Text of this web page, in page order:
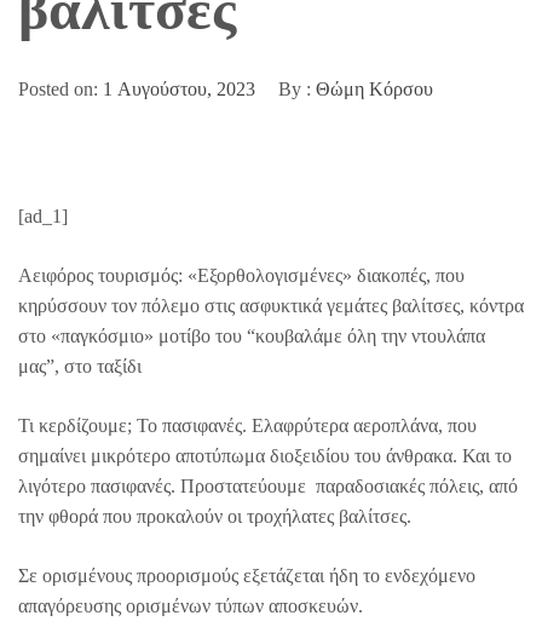
Posted on: 1 Αυγούστου, 2023 By : Θώμη Κόρσου
[ad_1]
Αειφόρος τουρισμός: «Εξορθολογισμένες» διακοπές, που
κηρύσσουν τον πόλεμο στις ασφυκτικά γεμάτες βαλίτσες, κόντρα
στο «παγκόσμιο» μοτίβο του “κουβαλάμε όλη την ντουλάπα
μας”, στο ταξίδι
Τι κερδίζουμε; Το πασιφανές. Ελαφρύτερα αεροπλάνα, που
σημαίνει μικρότερο αποτύπωμα διοξειδίου του άνθρακα. Και το
λιγότερο πασιφανές. Προστατεύουμε παραδοσιακές πόλεις, από
την φθορά που προκαλούν οι τροχήλατες βαλίτσες.
Σε ορισμένους προορισμούς εξετάζεται ήδη το ενδεχόμενο
απαγόρευσης ορισμένων τύπων αποσκευών.